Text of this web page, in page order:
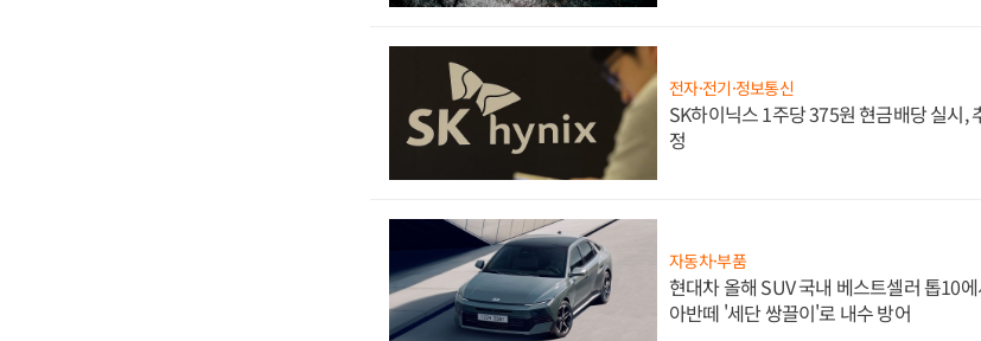
전자·전기·정보통신
SK하이닉스 1주당 375원 현금배당 실시,
정
자동차·부품
현대차 올해 SUV 국내 베스트셀러 톱10
아반떼 '세단 쌍끌이'로 내수 방어